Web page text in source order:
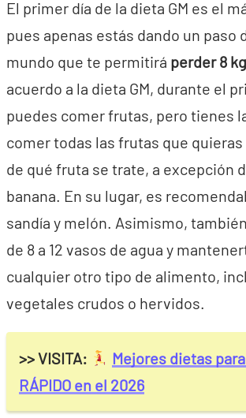
El primer día de la dieta GM es el
pues apenas estás dando un paso
mundo que te permitirá perder 8
acuerdo a la dieta GM, durante el
puedes comer frutas, pero tienes
comer todas las frutas que
de qué fruta se trate, a excepción
banana. En su lugar, es
sandía y melón. Asimismo,
de 8 a 12 vasos de agua y
cualquier otro tipo de alimento,
vegetales crudos o hervidos.
>> VISITA:
Mejores dietas
RÁPIDO en el 2026